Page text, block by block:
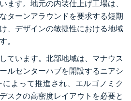
ます。地元の内装仕上げ工場は、
ターンアラウンドを要求する短期
、デザインの敏捷性における地域
。
ています。北部地域は、マナウス
ルセンターハブを開設するニアシ
によって推進され、エルゴノミク
スクの高密度レイアウトを必要と